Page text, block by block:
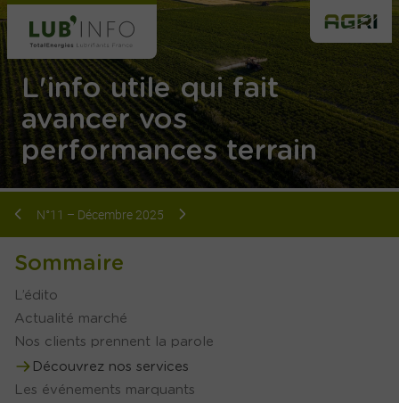
L'info utile qui fait
avancer vos
performances terrain
N°11 – Décembre 2025
Sommaire
L’édito
Actualité marché
Nos clients prennent la parole
Découvrez nos services
Les événements marquants